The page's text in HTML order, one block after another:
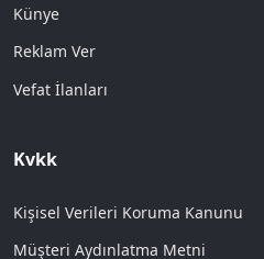
Künye
Reklam Ver
Vefat İlanları
Kvkk
Kişisel Verileri Koruma Kanunu
Müşteri Aydınlatma Metni